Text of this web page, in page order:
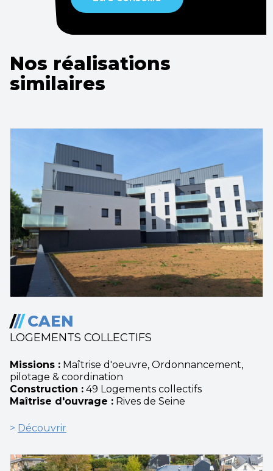
Nos réalisations
similaires
/// CAEN
LOGEMENTS COLLECTIFS
Missions : Maîtrise d'oeuvre, Ordonnancement,
pilotage & coordination
Construction : 49 Logements collectifs
Maîtrise d'ouvrage : Rives de Seine
> Découvrir